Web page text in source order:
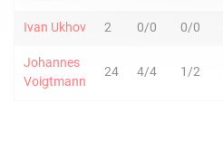
Ivan Ukhov 2 0/0 0/0
Johannes
Voigtmann
24 4/4 1/2